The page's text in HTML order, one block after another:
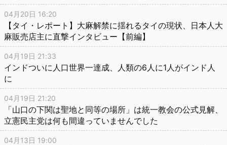
04月20日 16:20
【タイ・レポート】大麻解禁に揺れるタイの現状、日本人大
麻販売店主に直撃インタビュー【前編】
04月19日 21:33
インドついに人口世界一達成、人類の6人に1人がインド人
に
04月19日 21:20
「山口の下関は聖地と同等の場所」は統一教会の公式見解、
立憲民主党は何も間違っていませんでした
04月13日 19:00